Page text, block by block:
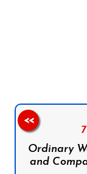
Ordinary
and
<<